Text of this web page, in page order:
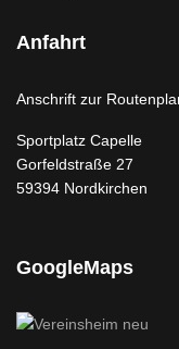
Anfahrt
Anschrift zur
Sportplatz Capelle
Gorfeldstraße 27
59394 Nordkirchen
GoogleMaps